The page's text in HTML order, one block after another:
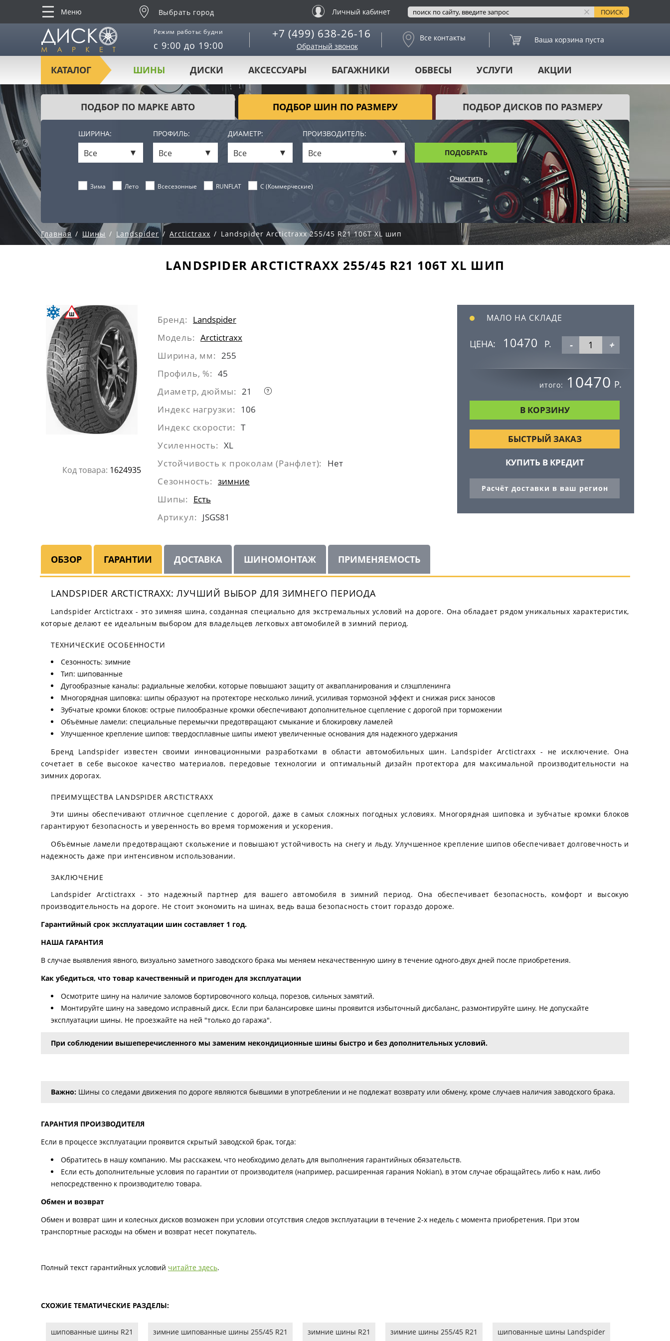
Меню Выбрать город Личный кабинет
Режим работы: будни
с 9:00 до 19:00
+7 (499) 638-26-16
Обратный звонок
Все контакты Ваша корзина пуста
КАТАЛОГ ШИНЫ ДИСКИ АКСЕССУАРЫ БАГАЖНИКИ ОБВЕСЫ УСЛУГИ АКЦИИ
ПОДБОР ПО МАРКЕ АВТО ПОДБОР ШИН ПО РАЗМЕРУ ПОДБОР ДИСКОВ ПО РАЗМЕРУ
ШИРИНА: ПРОФИЛЬ: ДИАМЕТР: ПРОИЗВОДИТЕЛЬ:
Все Все Все Все ПОДОБРАТЬ
Зима Лето Всесезонные RUNFLAT C (Коммерческие)
Главная Шины Landspider Arctictraxx Landspider Arctictraxx 255/45 R21 106T XL шип
LANDSPIDER ARCTICTRAXX 255/45 R21 106T XL ШИП
Код товара: 1624935
Бренд:
Landspider
Модель: Arctictraxx
Ширина, мм: 255
Профиль, %: 45
Диаметр, дюймы: 21
Индекс нагрузки:
106
Индекс скорости: T
Усиленность: XL
Устойчивость к проколам (Ранфлет):
Нет
Сезонность: зимние
Шипы:
Есть
Артикул:
JSGS81
МАЛО НА СКЛАДЕ
ЦЕНА: 10470 Р. - +
итого: 10470 Р.
БЫСТРЫЙ ЗАКАЗ
КУПИТЬ В КРЕДИТ
Расчёт доставки в ваш регион
ОБЗОР ГАРАНТИИ ДОСТАВКА ШИНОМОНТАЖ ПРИМЕНЯЕМОСТЬ
LANDSPIDER ARCTICTRAXX: ЛУЧШИЙ ВЫБОР ДЛЯ ЗИМНЕГО ПЕРИОДА
Landspider Arctictraxx - это зимняя шина, созданная специально для экстремальных условий на дороге. Она обладает рядом уникальных характеристик,
которые делают ее идеальным выбором для владельцев легковых автомобилей в зимний период.
ТЕХНИЧЕСКИЕ ОСОБЕННОСТИ
Сезонность: зимние
Тип: шипованные
Дугообразные каналы: радиальные желобки, которые повышают защиту от аквапланирования и слэшпленинга
Многорядная шиповка: шипы образуют на протекторе несколько линий, усиливая тормозной эффект и снижая риск заносов
Зубчатые кромки блоков: острые пилообразные кромки обеспечивают дополнительное сцепление с дорогой при торможении
Объёмные ламели: специальные перемычки предотвращают смыкание и блокировку ламелей
Улучшенное крепление шипов: твердосплавные шипы имеют увеличенные основания для надежного удержания
Бренд Landspider известен своими инновационными разработками в области автомобильных шин. Landspider Arctictraxx - не исключение. Она
сочетает в себе высокое качество материалов, передовые технологии и оптимальный дизайн протектора для максимальной производительности на
зимних дорогах.
ПРЕИМУЩЕСТВА LANDSPIDER ARCTICTRAXX
Эти шины обеспечивают отличное сцепление с дорогой, даже в самых сложных погодных условиях. Многорядная шиповка и зубчатые кромки блоков
гарантируют безопасность и уверенность во время торможения и ускорения.
Объёмные ламели предотвращают скольжение и повышают устойчивость на снегу и льду. Улучшенное крепление шипов обеспечивает долговечность и
надежность даже при интенсивном использовании.
ЗАКЛЮЧЕНИЕ
Landspider Arctictraxx - это надежный партнер для вашего автомобиля в зимний период. Она обеспечивает безопасность, комфорт и высокую
производительность на дороге. Не стоит экономить на шинах, ведь ваша безопасность стоит гораздо дороже.
Гарантийный срок эксплуатации шин составляет 1 год.
НАША ГАРАНТИЯ
В случае выявления явного, визуально заметного заводского брака мы меняем некачественную шину в течение одного-двух дней после приобретения.
Как убедиться, что товар качественный и пригоден для эксплуатации
Осмотрите шину на наличие заломов бортировочного кольца, порезов, сильных замятий.
Монтируйте шину на заведомо исправный диск. Если при балансировке шины проявится избыточный дисбаланс, размонтируйте шину. Не допускайте
эксплуатации шины. Не проезжайте на ней "только до гаража".
При соблюдении вышеперечисленного мы заменим некондиционные шины быстро и без дополнительных условий.
Важно: Шины со следами движения по дороге являются бывшими в употреблении и не подлежат возврату или обмену, кроме случаев наличия заводского брака.
ГАРАНТИЯ ПРОИЗВОДИТЕЛЯ
Если в процессе эксплуатации проявится скрытый заводской брак, тогда:
Обратитесь в нашу компанию. Мы расскажем, что необходимо делать для выполнения гарантийных обязательств.
Если есть дополнительные условия по гарантии от производителя (например, расширенная гарания Nokian), в этом случае обращайтесь либо к нам, либо
непосредственно к производителю товара.
Обмен и возврат
Обмен и возврат шин и колесных дисков возможен при условии отсутствия следов эксплуатации в течение 2-х недель с момента приобретения. При этом
транспортные расходы на обмен и возврат несет покупатель.
Полный текст гарантийных условий читайте здесь.
СХОЖИЕ ТЕМАТИЧЕСКИЕ РАЗДЕЛЫ:
шипованные шины R21 зимние шипованные шины 255/45 R21 зимние шины R21 зимние шины 255/45 R21 шипованные шины Landspider